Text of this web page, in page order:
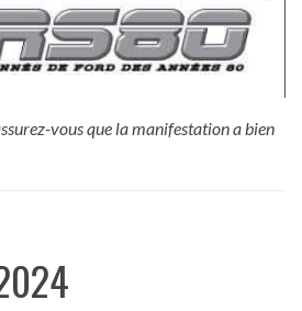
vous que la manifestation a bien